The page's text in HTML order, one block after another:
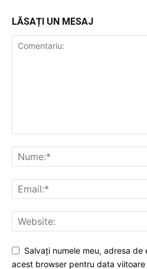
LĂSAȚI UN MESAJ
Salvați numele meu, adresa
acest browser pentru data viitoare